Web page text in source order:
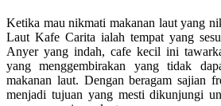
Ketika mau nikmati makanan laut yang
Laut Kafe Carita ialah tempat yang
Anyer yang indah, cafe kecil ini
yang menggembirakan yang tidak
makanan laut. Dengan beragam sajian
menjadi tujuan yang mesti dikunjungi